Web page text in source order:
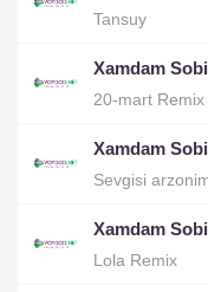
Tansuy
Xamdam
20-mart Remix
Xamdam
Sevgisi
Xamdam
Lola Remix